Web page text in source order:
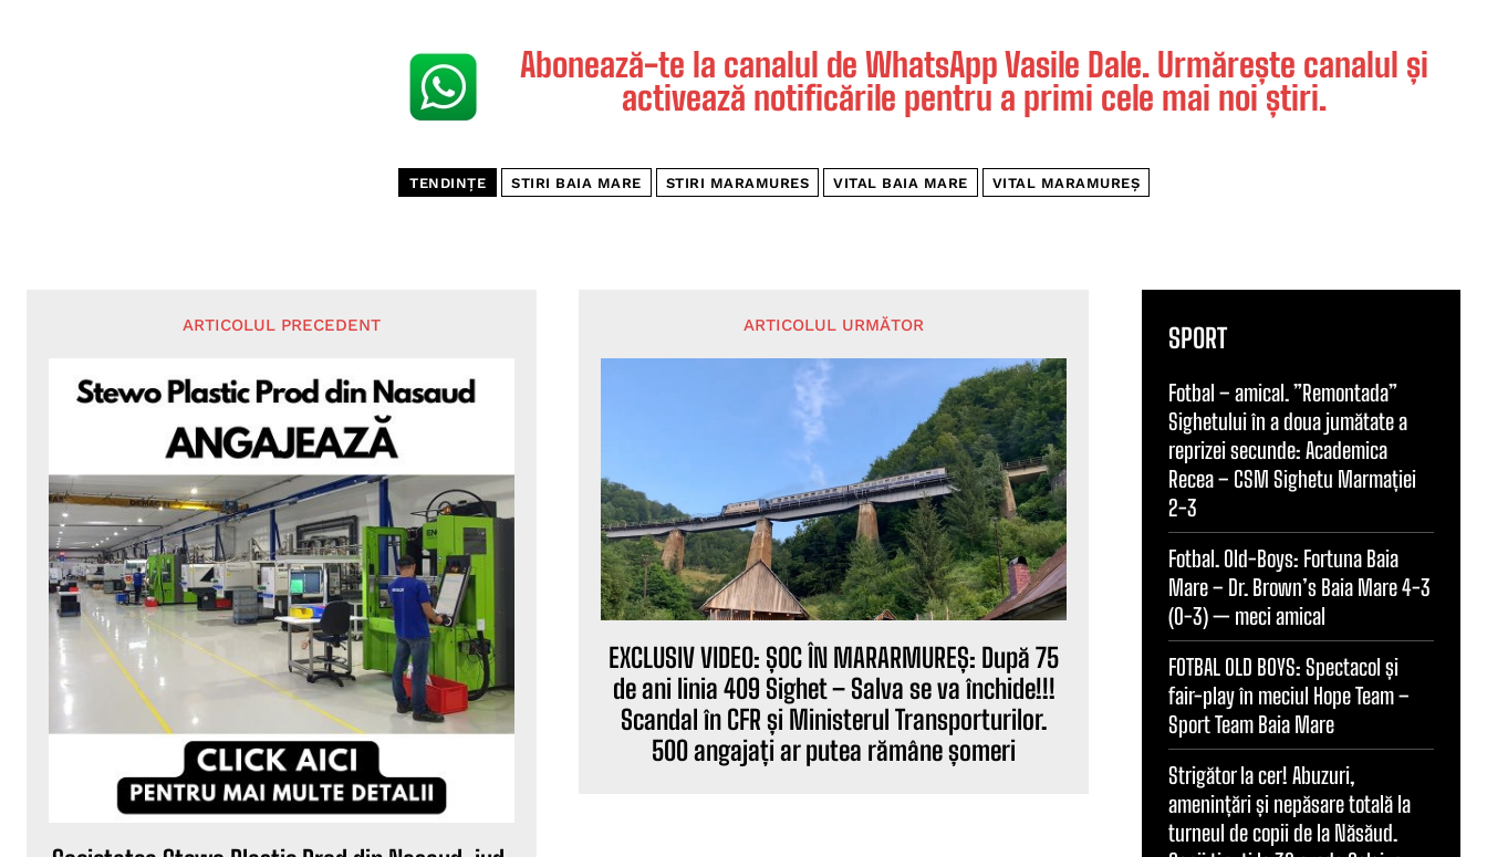
Abonează-te la canalul de WhatsApp Vasile Dale. Urmărește canalul și
activează notificările pentru a primi cele mai noi știri.
TENDINȚE STIRI BAIA MARE STIRI MARAMURES VITAL BAIA MARE VITAL MARAMUREȘ
ARTICOLUL PRECEDENT ARTICOLUL URMĂTOR
EXCLUSIV VIDEO: ȘOC ÎN MARARMUREȘ: După 75
de ani linia 409 Sighet – Salva se va închide!!!
Scandal în CFR și Ministerul Transporturilor.
500 angajați ar putea rămâne șomeri
SPORT
Fotbal – amical. ”Remontada”
Sighetului în a doua jumătate a
reprizei secunde: Academica
Recea – CSM Sighetu Marmației
2-3
Fotbal. Old-Boys: Fortuna Baia
Mare – Dr. Brown’s Baia Mare 4-3
(0-3) — meci amical
FOTBAL OLD BOYS: Spectacol și
fair-play în meciul Hope Team –
Sport Team Baia Mare
Strigător la cer! Abuzuri,
amenințări și nepăsare totală la
turneul de copii de la Năsăud.